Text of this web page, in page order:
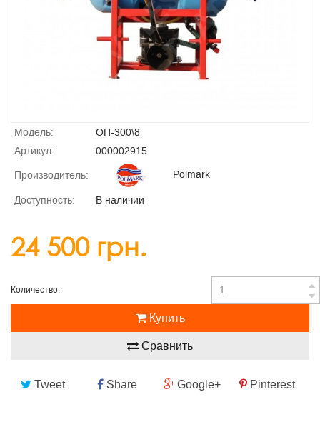
Модель:
ОП-300\8
Артикул:
000002915
Производитель: Polmark
Доступность: В наличии
24 500 грн.
Количество:
Купить
Сравнить
Tweet Share Google+ Pinterest